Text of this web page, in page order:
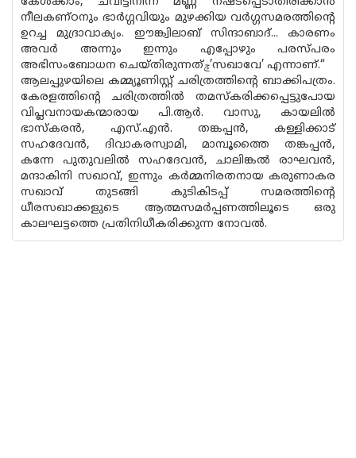
നീലകണ്ഠനും ഭാര്‍ഗ്ഗവിയും മുഴക്കിയ വര്‍ഗ്ഗസമരത്തിന്‍റെ
ഉറച്ച മുദ്രാവാക്യം. ഈങ്ക്വിലാബ് സിന്ദാബാദ്... കാരണം
അവര്‍ അന്നും ഇന്നും എപ്പോഴും പരസ്പരം
അഭിസംബോധന ചെയ്തിരുന്നത്ڇ’സഖാവേ’ എന്നാണ്.“
ആലപ്പുഴയിലെ കമ്മ്യൂണിസ്റ്റ് ചരിത്രത്തിന്‍റെ ബാക്കിപത്രം.
കേരളത്തിന്‍റെ ചരിത്രത്തില്‍ തമസ്കരിക്കപ്പെട്ടുപോയ
വിപ്ലവനായകന്മാരായ പി.ആര്‍. വാസു, കായലില്‍
ഭാസ്കരന്‍, എസ്.എന്‍. തങ്കപ്പന്‍, കള്ളിക്കാട്
സഹദേവന്‍, ദിവാകരസ്വാമി, മാമ്പൂത്തൈ തങ്കപ്പന്‍,
കന്നേ പുതുവലില്‍ സഹദേവന്‍, ചാലിങ്കല്‍ രാഘവന്‍,
മന്ദാകിനി സഖാവ്, ഇന്നും കര്‍മ്മനിരതനായ കരുണാകര
സഖാവ് തുടങ്ങി കുടികിടപ്പ് സമരത്തിന്‍റെ
ധീരസഖാക്കളുടെ ആത്മസമര്‍പ്പണത്തിലൂടെ ഒരു
കാലഘട്ടത്തെ പ്രതിനിധീകരിക്കുന്ന നോവല്‍.